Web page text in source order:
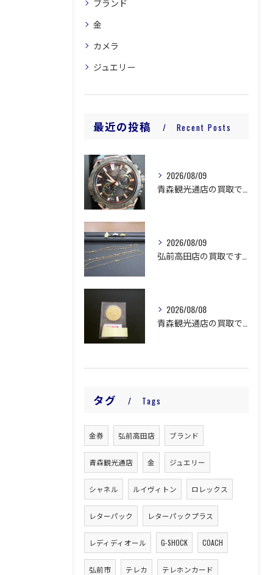
ブランド
金
カメラ
ジュエリー
最近の投稿 Recent Posts
2026/08/09
2026/08/09
2026/08/08
タグ Tags
金券 弘前高田店 ブランド
青森観光通店 金 ジュエリー
シャネル ルイヴィトン ロレックス
レターパック レターパックプラス
レディディオール G-SHOCK COACH
弘前市 テレカ テレホンカード